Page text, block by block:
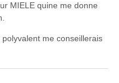
MIELE quine me donne
me conseillerais